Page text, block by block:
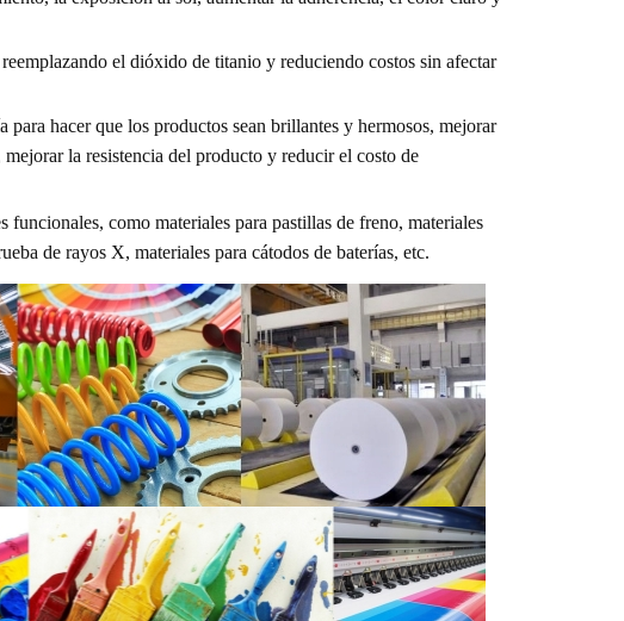
el dióxido de titanio y reduciendo costos sin afectar
hacer que los productos sean brillantes y hermosos, mejorar
la resistencia del producto y reducir el costo de
como materiales para pastillas de freno, materiales
de rayos X, materiales para cátodos de baterías, etc.